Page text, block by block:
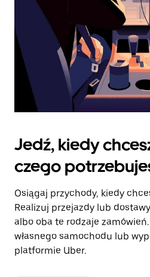
Jedź, kiedy
czego
Osiągaj przychody, kiedy
Realizuj przejazdy lub
albo oba te rodzaje
własnego samochodu lub
platformie Uber.